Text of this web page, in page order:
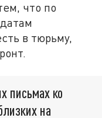
что по
в тюрьму,
письмах ко
на